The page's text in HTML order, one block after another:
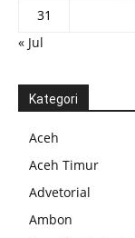
31
« Jul
Kategori
Aceh
Aceh Timur
Advetorial
Ambon